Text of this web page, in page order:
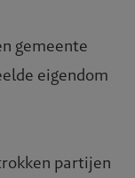
gemeente
eigendom
partijen